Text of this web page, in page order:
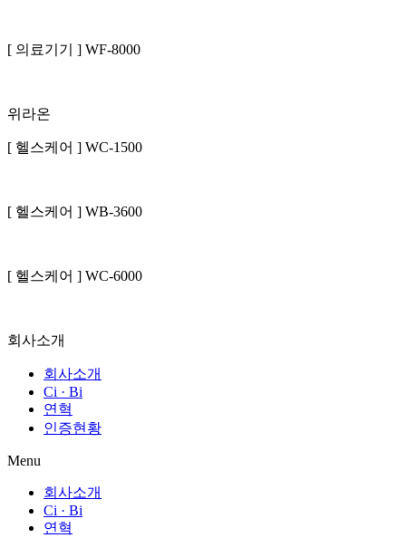
[ 의료기기 ] WF-8000
위라온
[ 헬스케어 ] WC-1500
[ 헬스케어 ] WB-3600
[ 헬스케어 ] WC-6000
회사소개
회사소개
Ci · Bi
연혁
인증현황
Menu
회사소개
Ci · Bi
연혁